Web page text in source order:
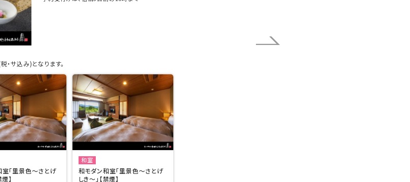
サ込み)となります。
「里景色～さとげ
】
和室
和モダン和室「里景色～さとげ
しき～」【禁煙】